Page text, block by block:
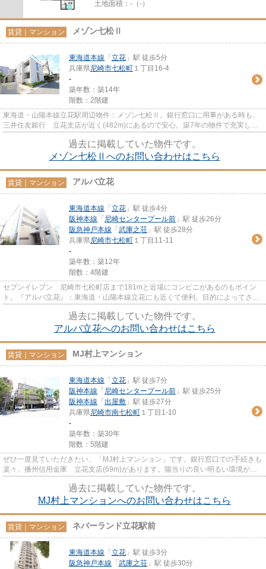
土地面積： -（-）
賃貸｜マンション メゾン七松Ⅱ
東海道本線 「 立花 」駅 徒歩5分
兵庫県尼崎市七松町 １丁目16-4
-
築年数：築14年
階数：2階建
東海道・山陽本線立花駅周辺物件：メゾン七松Ⅱ。銀行窓口に用事がある時も、
三井住友銀行 立花支店が近く(482m)にあるので安心。築7年の物件で充実した
過去に掲載していた物件です。
メゾン七松Ⅱへのお問い合わせはこちら
賃貸｜マンション アルバ立花
東海道本線 「 立花 」駅 徒歩4分
阪神本線 「 尼崎センタープール前 」駅 徒歩26分
阪急神戸本線 「 武庫之荘 」駅 徒歩28分
兵庫県尼崎市七松町 １丁目11-11
-
築年数：築12年
階数：4階建
セブンイレブン 尼崎市七松町店まで181mと近場にコンビニがあるのもポイン
ト。『アルバ立花』：東海道・山陽本線立花にも近くて便利。目的によってさま
過去に掲載していた物件です。
アルバ立花へのお問い合わせはこちら
賃貸｜マンション MJ村上マンション
東海道本線 「 立花 」駅 徒歩7分
阪神本線 「 尼崎センタープール前 」駅 徒歩25分
阪神本線 「 出屋敷 」駅 徒歩27分
兵庫県尼崎市南七松町 １丁目1-10
-
築年数：築30年
階数：5階建
ぜひ一度見ていただきたい、「MJ村上マンション」です。銀行窓口での手続きも
楽々、播州信用金庫 立花支店(69m)があります。陽当りの良い明るい環境が魅
過去に掲載していた物件です。
MJ村上マンションへのお問い合わせはこちら
賃貸｜マンション ネバーランド立花駅前
東海道本線 「 立花 」駅 徒歩3分
阪急神戸本線 「 武庫之荘 」駅 徒歩30分